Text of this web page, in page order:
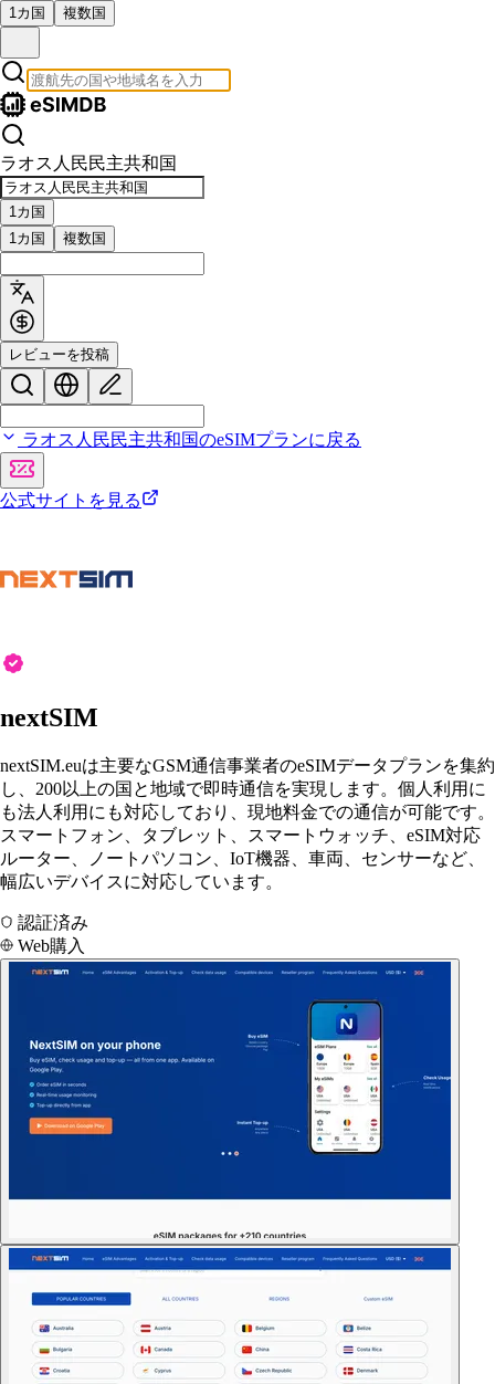
1カ国 複数国
ラオス人民民主共和国
1カ国
1カ国
複数国
レビューを投稿
ラオス人民民主共和国のeSIMプランに戻る
公式サイトを見る
nextSIM
nextSIM.euは主要なGSM通信事業者のeSIMデータプランを集約
し、200以上の国と地域で即時通信を実現します。個人利用に
も法人利用にも対応しており、現地料金での通信が可能です。
スマートフォン、タブレット、スマートウォッチ、eSIM対応
ルーター、ノートパソコン、IoT機器、車両、センサーなど、
幅広いデバイスに対応しています。
認証済み
Web購入